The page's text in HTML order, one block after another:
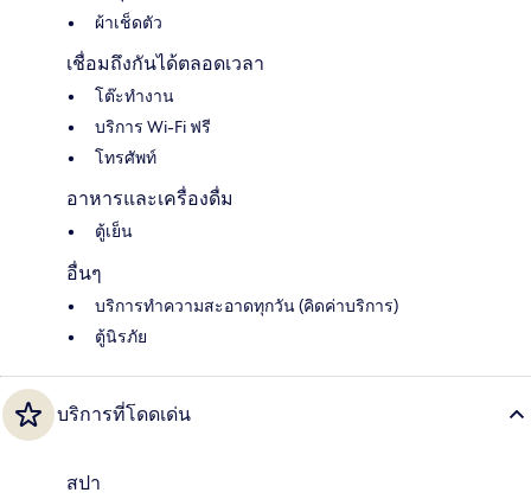
ผ้าเช็ดตัว
เชื่อมถึงกันได้ตลอดเวลา
โต๊ะทำงาน
บริการ Wi-Fi ฟรี
โทรศัพท์
อาหารและเครื่องดื่ม
ตู้เย็น
อื่นๆ
บริการทำความสะอาดทุกวัน (คิดค่าบริการ)
ตู้นิรภัย
บริการที่โดดเด่น
สปา